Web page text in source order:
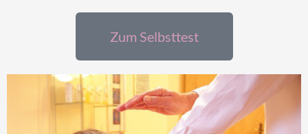
Zum Selbsttest